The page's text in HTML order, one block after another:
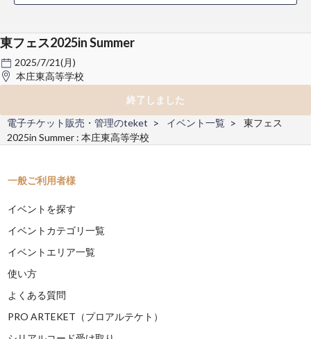
東フェス2025in Summer
2025/7/21(月)
本庄東高等学校
終了しました
電子チケット販売・管理のteket
イベント一覧
東フェス
2025in Summer : 本庄東高等学校
一般ご利用者様
イベントを探す
イベントカテゴリ一覧
イベントエリア一覧
使い方
よくある質問
PRO ARTEKET（プロアルテケト）